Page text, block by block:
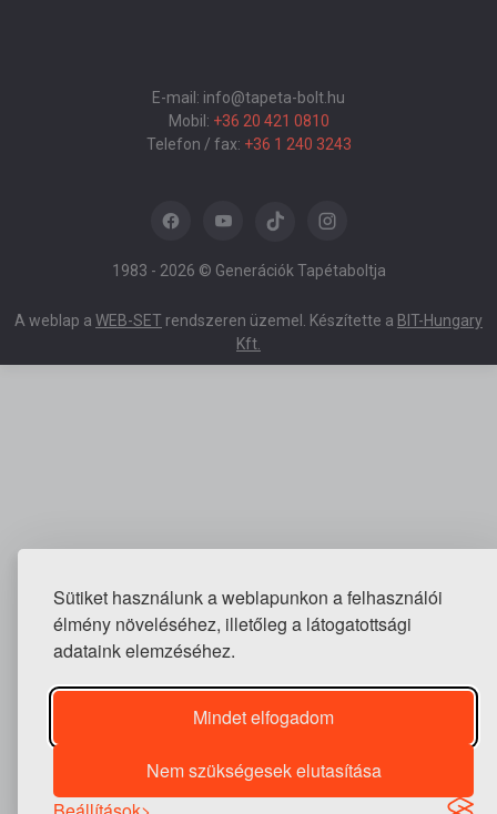
Sütiket használunk a weblapunkon a felhasználói
élmény növeléséhez, illetőleg a látogatottsági
adataink elemzéséhez.
Mindet elfogadom
Nem szükségesek elutasítása
E-mail: info@tapeta-bolt.hu
Mobil: +36 20 421 0810
Telefon / fax: +36 1 240 3243
1983 - 2026 © Generációk Tapétaboltja
A weblap a WEB-SET rendszeren üzemel. Készítette a BIT-Hungary
Kft.